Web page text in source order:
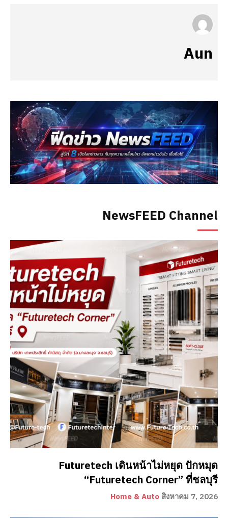
NewsFEED Channel
Futuretech เดินหน้าไม่หยุด ปักหมุด
“Futuretech Corner” ที่ชลบุรี
Home & Auto สิงหาคม 7, 2026
Aun